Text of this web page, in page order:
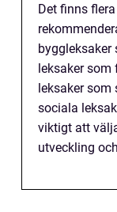
Det finns
byggleksaker
leksaker som
leksaker som
sociala
viktigt att
utveckling